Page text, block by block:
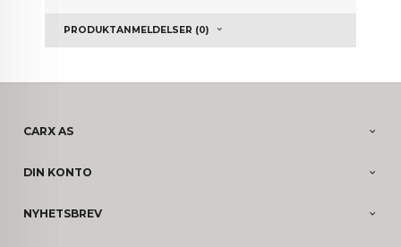
PRODUKTANMELDELSER (0)
CARX AS
DIN KONTO
NYHETSBREV